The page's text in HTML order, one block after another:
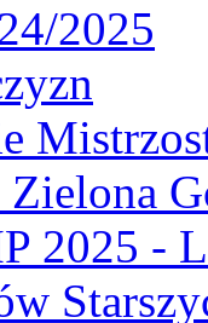
2025
Zielona
2025 -